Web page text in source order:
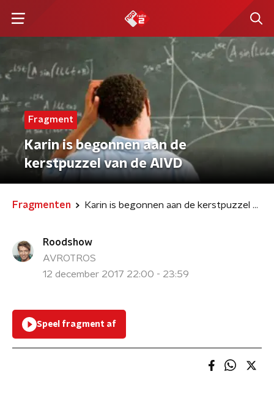
Fragment
Karin is begonnen aan de
kerstpuzzel van de AIVD
Fragmenten Karin is begonnen aan de kerstpuzzel van de AIVD
Roodshow
AVROTROS
12 december 2017 22:00 - 23:59
Speel fragment af